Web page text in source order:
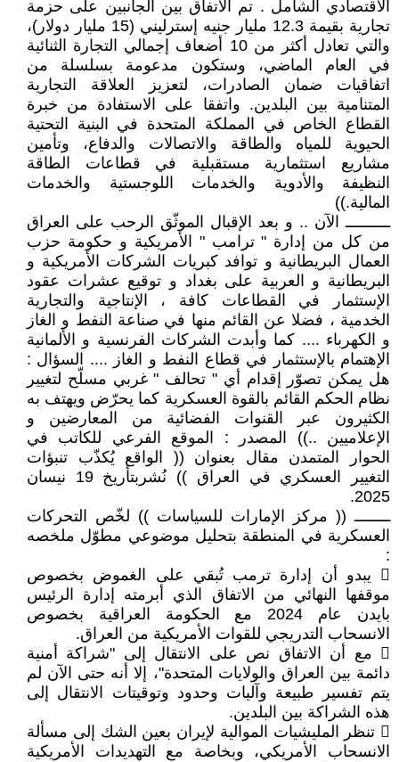
الاقتصادي الشامل . تم الاتفاق بين الجانبين على حزمة
تجارية بقيمة 12.3 مليار جنيه إسترليني (15 مليار دولار)،
والتي تعادل أكثر من 10 أضعاف إجمالي التجارة الثنائية
في العام الماضي، وستكون مدعومة بسلسلة من
اتفاقيات ضمان الصادرات، لتعزيز العلاقة التجارية
المتنامية بين البلدين. واتفقا على الاستفادة من خبرة
القطاع الخاص في المملكة المتحدة في البنية التحتية
الحيوية للمياه والطاقة والاتصالات والدفاع، وتأمين
مشاريع استثمارية مستقبلية في قطاعات الطاقة
النظيفة والأدوية والخدمات اللوجستية والخدمات
المالية.))
ــــــــــ الآن .. و بعد الإقبال الموثّق الرحب على العراق
من كل من إدارة " ترامب " الأمريكية و حكومة حزب
العمال البريطانية و توافد كبريات الشركات الأمريكية و
البريطانية و العربية على بغداد و توقيع عشرات عقود
الإستثمار في القطاعات كافة ، الإنتاجية والتجارية
الخدمية ، فضلا عن القائم منها في صناعة النفط و الغاز
و الكهرباء .... كما وأبدت الشركات الفرنسية و الألمانية
الإهتمام بالإستثمار في قطاع النفط و الغاز .... السؤال :
هل يمكن تصوّر إقدام أي " تحالف " غربي مسلّح لتغيير
نظام الحكم القائم بالقوة العسكرية كما يحرّض ويهتف به
الكثيرون عبر القنوات الفضائية من المعارضين و
الإعلاميين ..)) المصدر : الموقع الفرعي للكاتب في
الحوار المتمدن مقال بعنوان (( الواقع يُكذّب تنبؤات
التغيير العسكري في العراق )) نُشربتأريخ 19 نيسان
2025.
ــــــــ (( مركز الإمارات للسياسات )) لخّص التحركات
العسكرية في المنطقة بتحليل موضوعي مطوّل ملخصه
:
 يبدو أن إدارة ترمب تُبقي على الغموض بخصوص
موقفها النهائي من الاتفاق الذي أبرمته إدارة الرئيس
بايدن عام 2024 مع الحكومة العراقية بخصوص
الانسحاب التدريجي للقوات الأمريكية من العراق.
 مع أن الاتفاق نص على الانتقال إلى "شراكة أمنية
دائمة بين العراق والولايات المتحدة"، إلا أنه حتى الآن لم
يتم تفسير طبيعة وآليات وحدود وتوقيتات الانتقال إلى
هذه الشراكة بين البلدين.
 تنظر المليشيات الموالية لإيران بعين الشك إلى مسألة
الانسحاب الأمريكي، وبخاصة مع التهديدات الأمريكية